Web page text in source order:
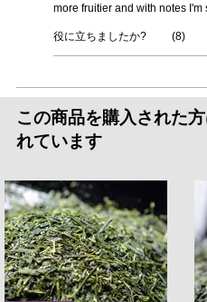
more fruitier and with notes I'm
役に立ちましたか? (8)
この商品を購入された
れています